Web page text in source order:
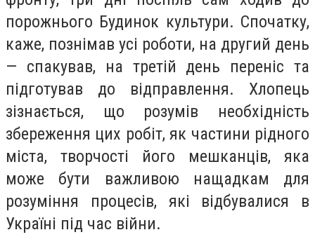
порожнього Будинок культури. Спочатку,
каже, познімав усі роботи, на другий день
— спакував, на третій день переніс та
підготував до відправлення. Хлопець
зізнається, що розумів необхідність
збереження цих робіт, як частини рідного
міста, творчості його мешканців, яка
може бути важливою нащадкам для
розуміння процесів, які відбувалися в
Україні під час війни.